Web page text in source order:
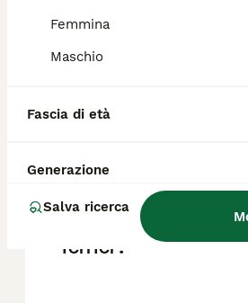
Femmina
Maschio
Fascia di età
Generazione
Salva ricerca
Welsh Terrier perde il
Qual è il carattere
Terrier?